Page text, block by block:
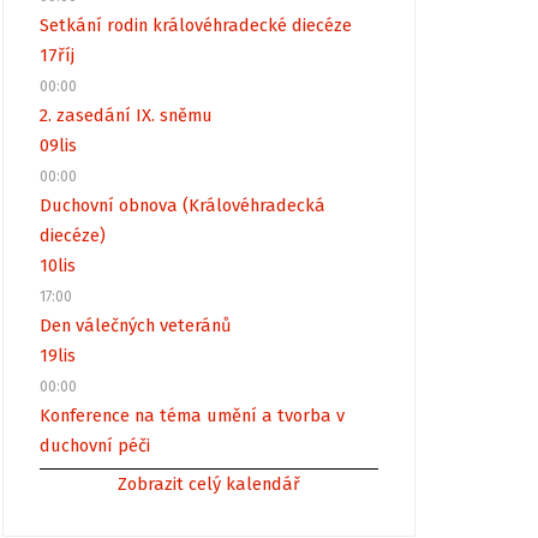
Setkání rodin královéhradecké diecéze
17říj
00:00
2. zasedání IX. sněmu
09lis
00:00
Duchovní obnova (Královéhradecká
diecéze)
10lis
17:00
Den válečných veteránů
19lis
00:00
Konference na téma umění a tvorba v
duchovní péči
Zobrazit celý kalendář